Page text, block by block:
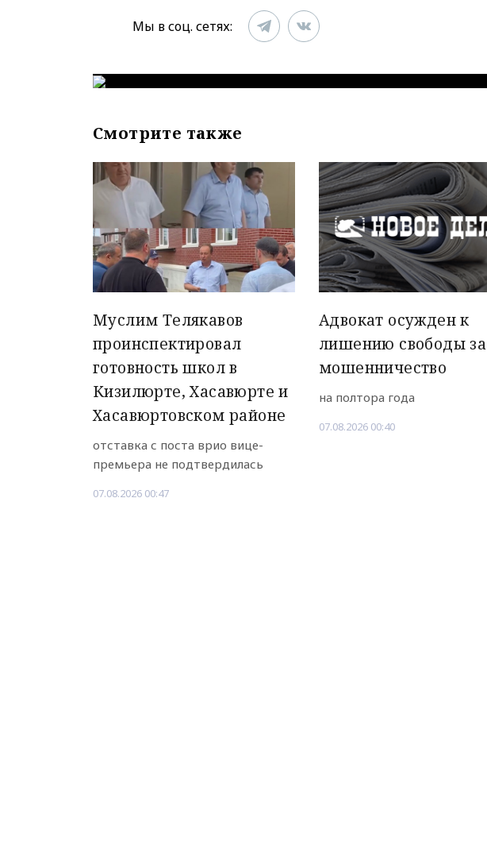
Мы в соц. сетях:
Смотрите также
Муслим Телякавов
проинспектировал
готовность школ в
Кизилюрте, Хасавюрте и
Хасавюртовском районе
отставка с поста врио вице-
премьера не подтвердилась
07.08.2026 00:47
Адвокат осужден к
лишению свободы за
мошенничество
на полтора года
07.08.2026 00:40